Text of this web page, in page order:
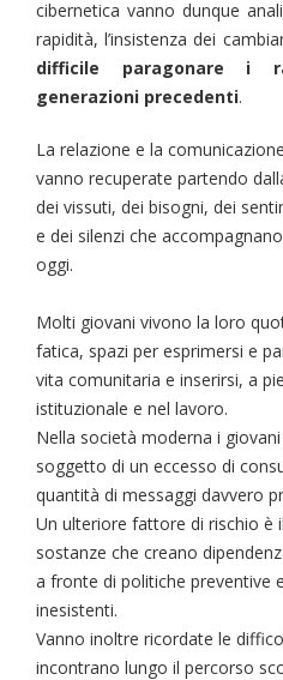
cibernetica vanno dunque
rapidità, l’insistenza dei
difficile paragonare i
generazioni precedenti.
La relazione e la
vanno recuperate partendo
dei vissuti, dei bisogni, dei
e dei silenzi che
oggi.
Molti giovani vivono la loro
fatica, spazi per esprimersi e
vita comunitaria e inserirsi, a
istituzionale e nel lavoro.
Nella società moderna i
soggetto di un eccesso di
quantità di messaggi davvero
Un ulteriore fattore di rischio è
sostanze che creano
a fronte di politiche preventive
inesistenti.
Vanno inoltre ricordate le
incontrano lungo il percorso